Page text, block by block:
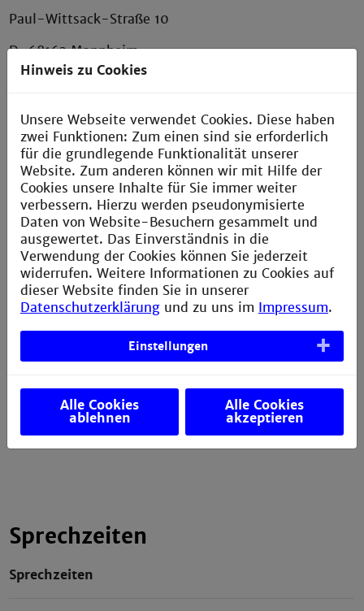
Paul-Wittsack-Straße 10
D-68163 Mannheim
Postfach H033(intern)
+49 621 292-6436
info.asta@th-mannheim.de
Geschäftsstelle
Gebäude W
Campusplan
Sprechzeiten
Sprechzeiten
Hinweis zu Cookies
Unsere Webseite verwendet Cookies. Diese haben
zwei Funktionen: Zum einen sind sie erforderlich
für die grundlegende Funktionalität unserer
Website. Zum anderen können wir mit Hilfe der
Cookies unsere Inhalte für Sie immer weiter
verbessern. Hierzu werden pseudonymisierte
Daten von Website-Besuchern gesammelt und
ausgewertet. Das Einverständnis in die
Verwendung der Cookies können Sie jederzeit
widerrufen. Weitere Informationen zu Cookies auf
dieser Website finden Sie in unserer
Datenschutzerklärung und zu uns im Impressum.
Einstellungen
Alle Cookies
ablehnen
Alle Cookies
akzeptieren